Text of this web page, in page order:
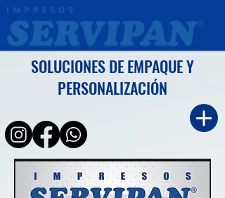
SOLUCIONES DE EMPAQUE Y
PERSONALIZACIÓN